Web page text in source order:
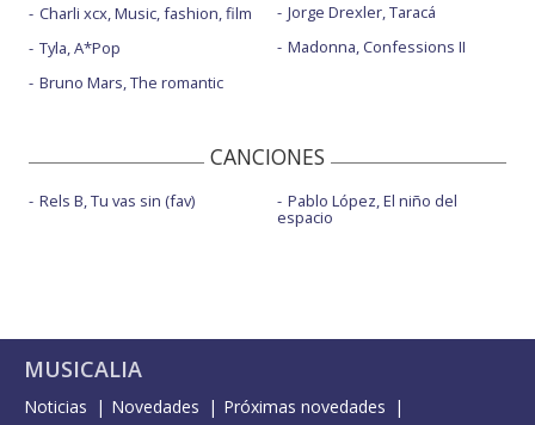
Charli xcx, Music, fashion, film
Tyla, A*Pop
Bruno Mars, The romantic
Jorge Drexler, Taracá
Madonna, Confessions II
CANCIONES
Rels B, Tu vas sin (fav) Pablo López, El niño del
espacio
MUSICALIA
Noticias Novedades
Próximas novedades